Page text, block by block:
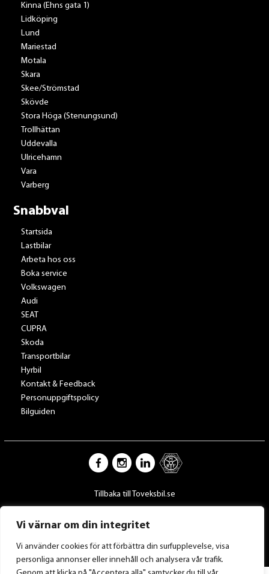
Vi värnar om din integritet
Vi använder cookies för att förbättra din surfupplevelse, visa
personliga annonser eller innehåll och analysera vår trafik.
Kinna (Ehns gata 1)
Lidköping
Lund
Mariestad
Motala
Skara
Skee/Strömstad
Skövde
Stora Höga (Stenungsund)
Trollhättan
Uddevalla
Ulricehamn
Vara
Varberg
Snabbval
Startsida
Lastbilar
Arbeta hos oss
Boka service
Volkswagen
Audi
SEAT
CUPRA
Skoda
Transportbilar
Hyrbil
Kontakt & Feedback
Personuppgiftspolicy
Bilguiden
Tillbaka till Toveksbil.se